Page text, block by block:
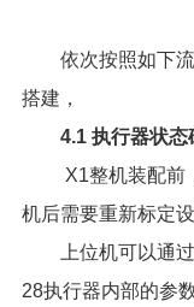
依次按照如下
搭建，
4.1 执行器状态
X1整机装配前
机后需要重新标定
上位机可以通
28执行器内部的参